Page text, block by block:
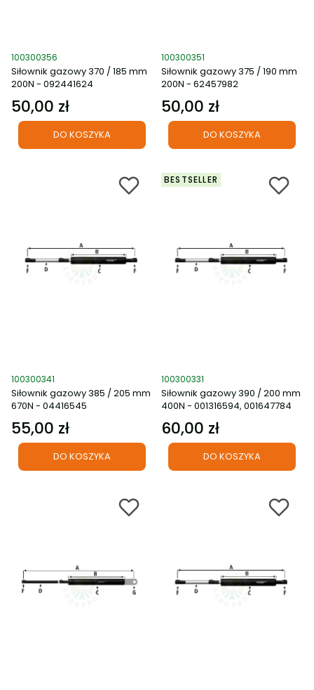
Kod produktu
100300356
Siłownik gazowy 370 / 185 mm
200N - 092441624
Cena
50,00 zł
DO KOSZYKA
Kod produktu
100300351
Siłownik gazowy 375 / 190 mm
200N - 62457982
Cena
50,00 zł
DO KOSZYKA
Kod produktu
100300341
Siłownik gazowy 385 / 205 mm
670N - 04416545
Cena
55,00 zł
DO KOSZYKA
BESTSELLER
Kod produktu
100300331
Siłownik gazowy 390 / 200 mm
400N - 001316594, 001647784
Cena
60,00 zł
DO KOSZYKA